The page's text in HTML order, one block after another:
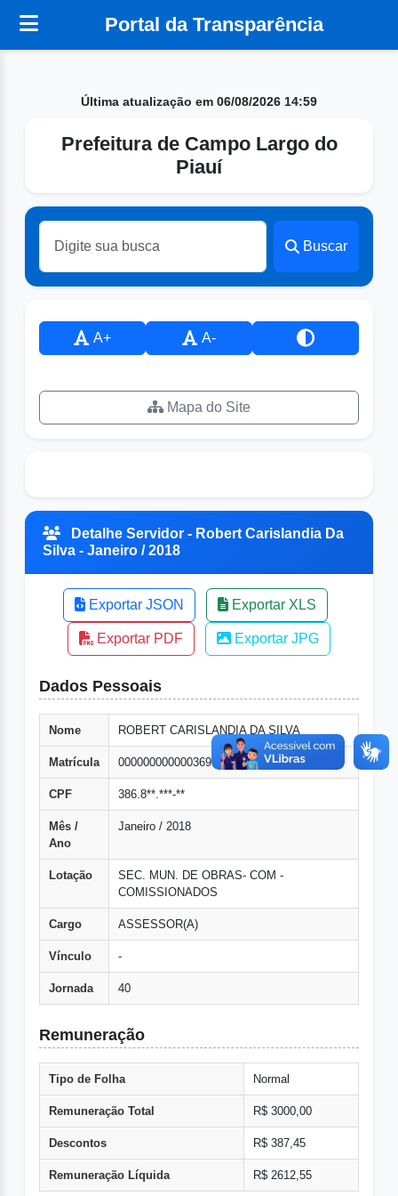
Portal da Transparência
Última atualização em 06/08/2026 14:59
Prefeitura de Campo Largo do
Piauí
Buscar
A+ A-
Mapa do Site
Detalhe Servidor - Robert Carislandia Da
Silva - Janeiro / 2018
Exportar JSON Exportar XLS
Exportar PDF Exportar JPG
Dados Pessoais
Nome ROBERT CARISLANDIA DA SILVA
Matrícula 000000000000369
CPF 386.8**.***-**
Mês /
Ano
Janeiro / 2018
Lotação
SEC. MUN. DE OBRAS- COM -
COMISSIONADOS
Cargo ASSESSOR(A)
Vínculo -
Jornada 40
Remuneração
Tipo de Folha Normal
Remuneração Total R$ 3000,00
Descontos R$ 387,45
Remuneração Líquida R$ 2612,55